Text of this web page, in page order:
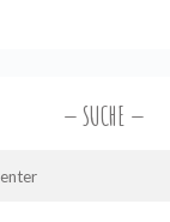
SUCHE